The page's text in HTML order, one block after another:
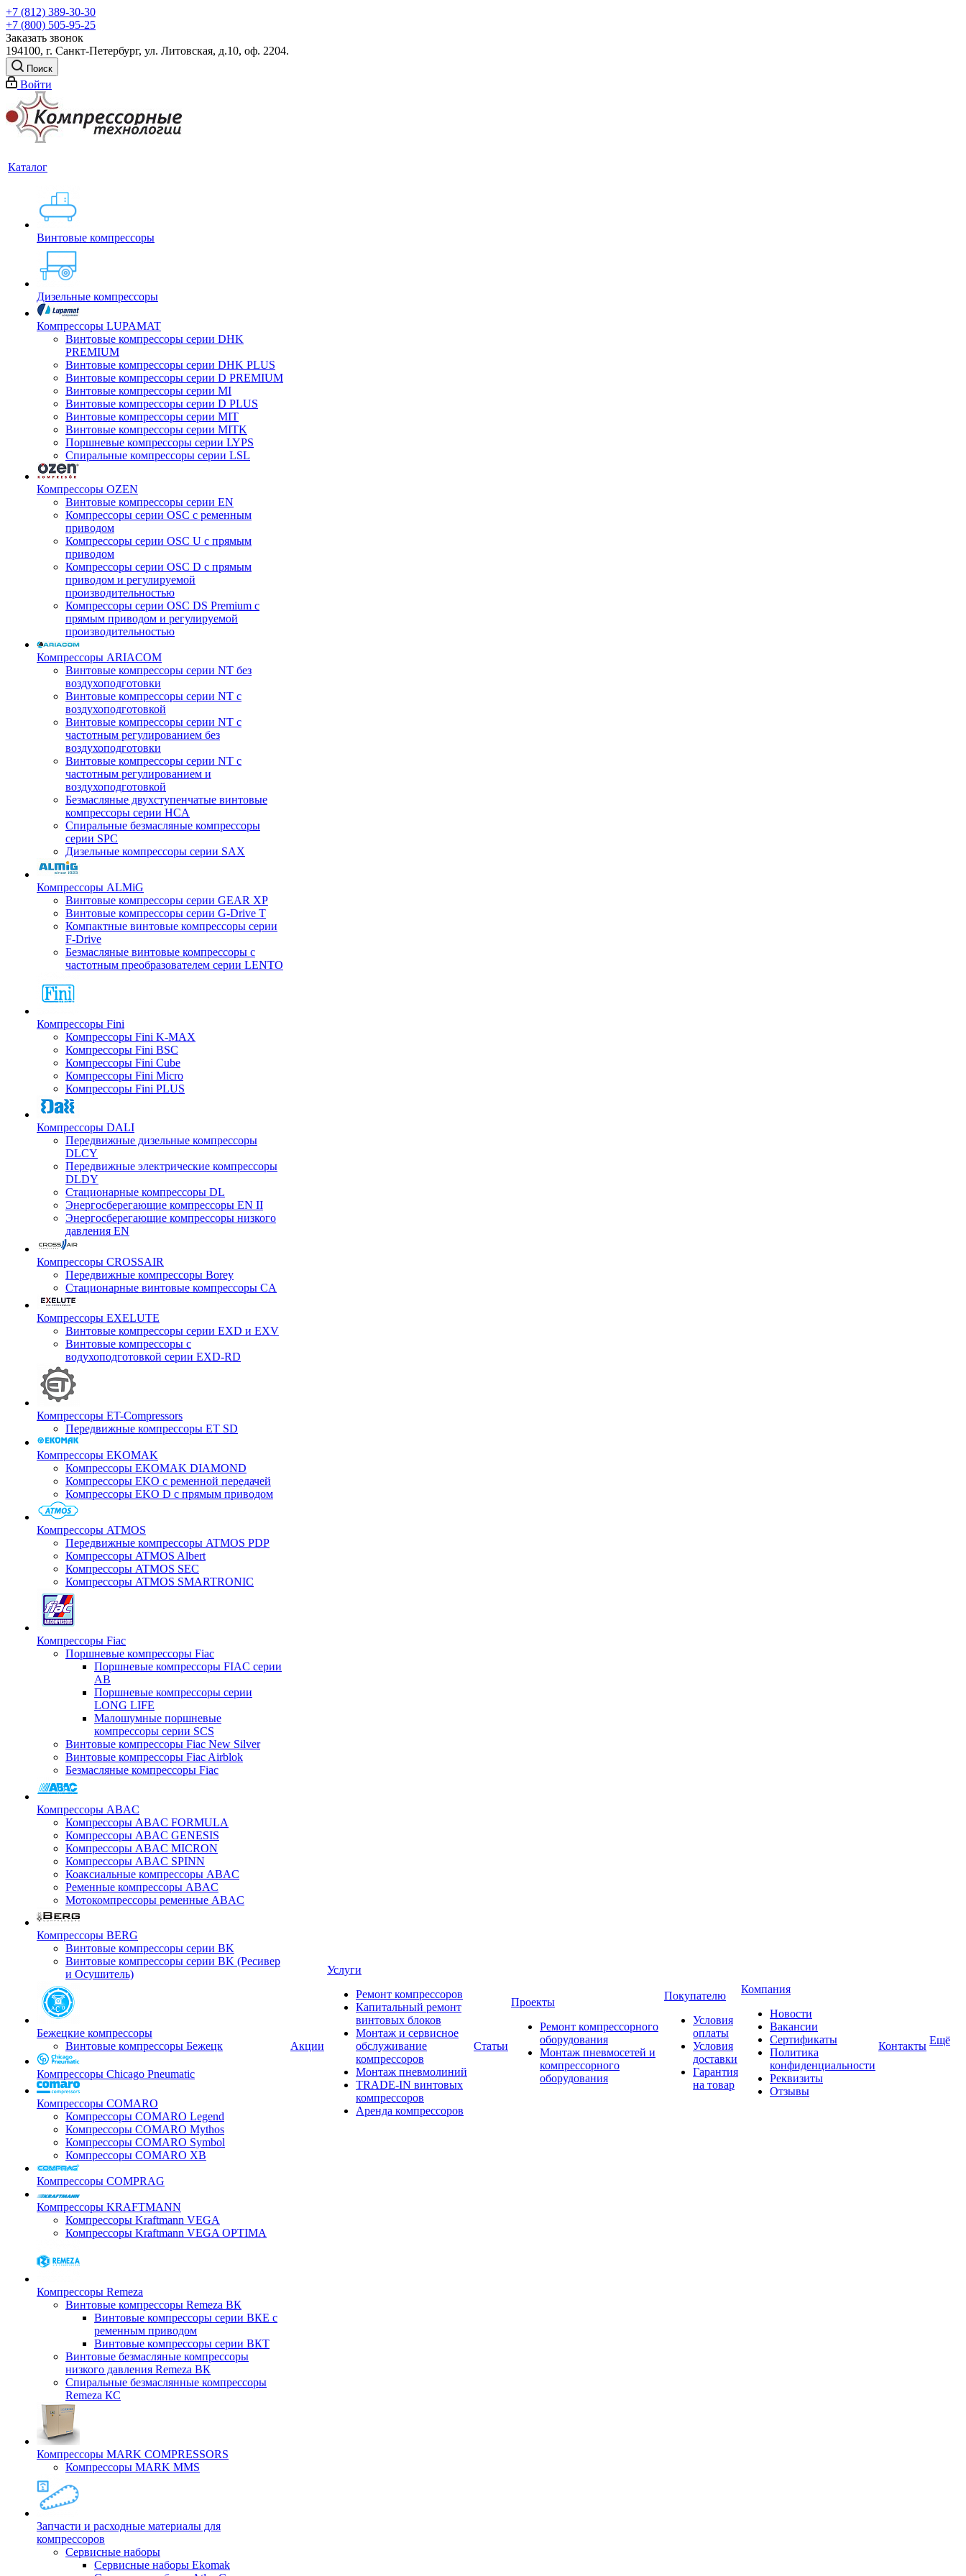
+7 (812) 389-30-30
+7 (800) 505-95-25
Заказать звонок
194100, г. Санкт-Петербург, ул. Литовская, д.10, оф. 2204.
Поиск
Войти
Каталог
Винтовые компрессоры
Дизельные компрессоры
Компрессоры LUPAMAT
Винтовые компрессоры серии DHK
PREMIUM
Винтовые компрессоры серии DHK PLUS
Винтовые компрессоры серии D PREMIUM
Винтовые компрессоры серии MI
Винтовые компрессоры серии D PLUS
Винтовые компрессоры серии MIT
Винтовые компрессоры серии MITK
Поршневые компрессоры серии LYPS
Спиральные компрессоры серии LSL
Компрессоры OZEN
Винтовые компрессоры серии EN
Компрессоры серии OSC с ременным
приводом
Компрессоры серии OSC U с прямым
приводом
Компрессоры серии OSC D с прямым
приводом и регулируемой
производительностью
Компрессоры серии OSC DS Premium с
прямым приводом и регулируемой
производительностью
Компрессоры ARIACOM
Винтовые компрессоры серии NT без
воздухоподготовки
Винтовые компрессоры серии NT c
воздухоподготовкой
Винтовые компрессоры серии NT с
частотным регулированием без
воздухоподготовки
Винтовые компрессоры серии NT с
частотным регулированием и
воздухоподготовкой
Безмасляные двухступенчатые винтовые
компрессоры серии HCA
Спиральные безмасляные компрессоры
серии SPC
Дизельные компрессоры серии SAX
Компрессоры ALMiG
Винтовые компрессоры серии GEAR XP
Винтовые компрессоры серии G-Drive T
Компактные винтовые компрессоры серии
F-Drive
Безмасляные винтовые компрессоры с
частотным преобразователем серии LENTO
Компрессоры Fini
Компрессоры Fini K-MAX
Компрессоры Fini BSC
Компрессоры Fini Cube
Компрессоры Fini Micro
Компрессоры Fini PLUS
Компрессоры DALI
Передвижные дизельные компрессоры
DLCY
Передвижные электрические компрессоры
DLDY
Стационарные компрессоры DL
Энергосберегающие компрессоры EN II
Энергосберегающие компрессоры низкого
давления EN
Компрессоры CROSSAIR
Передвижные компрессоры Borey
Стационарные винтовые компрессоры CA
Компрессоры EXELUTE
Винтовые компрессоры серии EXD и EXV
Винтовые компрессоры с
водухоподготовкой серии EXD-RD
Компрессоры ET-Compressors
Передвижные компрессоры ET SD
Компрессоры EKOMAK
Компрессоры EKOMAK DIAMOND
Компрессоры EKO c ременной передачей
Компрессоры EKO D с прямым приводом
Компрессоры ATMOS
Передвижные компрессоры ATMOS PDP
Компрессоры ATMOS Albert
Компрессоры ATMOS SEC
Компрессоры ATMOS SMARTRONIC
Компрессоры Fiac
Поршневые компрессоры Fiac
Поршневые компрессоры FIAC серии
AB
Поршневые компрессоры серии
LONG LIFE
Малошумные поршневые
компрессоры серии SCS
Винтовые компрессоры Fiac New Silver
Винтовые компрессоры Fiac Airblok
Безмасляные компрессоры Fiac
Компрессоры ABAC
Компрессоры ABAC FORMULA
Компрессоры ABAC GENESIS
Компрессоры ABAC MICRON
Компрессоры ABAC SPINN
Коаксиальные компрессоры ABAC
Ременные компрессоры ABAC
Мотокомпрессоры ременные ABAC
Компрессоры BERG
Винтовые компрессоры серии BK
Винтовые компрессоры серии BK (Ресивер
и Осушитель)
Бежецкие компрессоры
Винтовые компрессоры Бежецк
Компрессоры Chicago Pneumatic
Компрессоры COMARO
Компрессоры COMARO Legend
Компрессоры COMARO Mythos
Компрессоры COMARO Symbol
Компрессоры COMARO XB
Компрессоры COMPRAG
Компрессоры KRAFTMANN
Компрессоры Kraftmann VEGA
Компрессоры Kraftmann VEGA OPTIMA
Компрессоры Remeza
Винтовые компрессоры Remeza ВК
Винтовые компрессоры серии ВКЕ с
ременным приводом
Винтовые компрессоры серии ВКТ
Винтовые безмасляные компрессоры
низкого давления Remeza ВК
Спиральные безмаслянные компрессоры
Remeza КС
Компрессоры MARK COMPRESSORS
Компрессоры MARK MMS
Запчасти и расходные материалы для
компрессоров
Cервисные наборы
Сервисные наборы Ekomak
Акции
Услуги
Ремонт компрессоров
Капитальный ремонт
винтовых блоков
Монтаж и сервисное
обслуживание
компрессоров
Монтаж пневмолиний
TRADE-IN винтовых
компрессоров
Аренда компрессоров
Статьи
Проекты
Ремонт компрессорного
оборудования
Монтаж пневмосетей и
компрессорного
оборудования
Покупателю
Условия
оплаты
Условия
доставки
Гарантия
на товар
Компания
Новости
Вакансии
Сертификаты
Политика
конфиденциальности
Реквизиты
Отзывы
Контакты Ещё